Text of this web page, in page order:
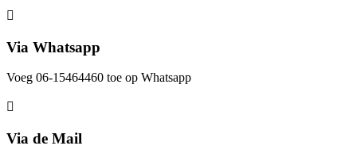
Via Whatsapp
Voeg 06-15464460 toe op Whatsapp
Via de Mail